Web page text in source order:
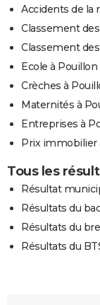
Accidents de la
Classement
Classement
Ecole à Pouillon
Crèches à
Maternités à
Entreprises à
Prix immobilier
Tous les
Résultat
Résultats du
Résultats du
Résultats du